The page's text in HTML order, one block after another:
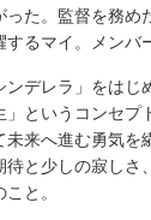
た。監督を務
るマイ。メンバ
デレラ」をはじ
」というコンセ
来へ進む勇気を
と少しの寂し
と。